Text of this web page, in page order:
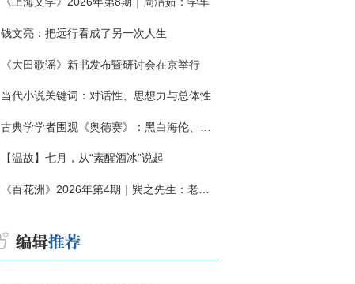
钱文亮：把远行看成了另一次人生
《大田歌谣》新书发布暨研讨会在京举行
当代小说关键词：对话性、思想力与总体性
古典学学者围观《奥德赛》：黑白海伦、佩涅罗佩的别针与神秘入侵者
【温故】七月，从“素醒酒冰”说起
《百花洲》2026年第4期｜巽之先生：老兵朱向前侧记三题